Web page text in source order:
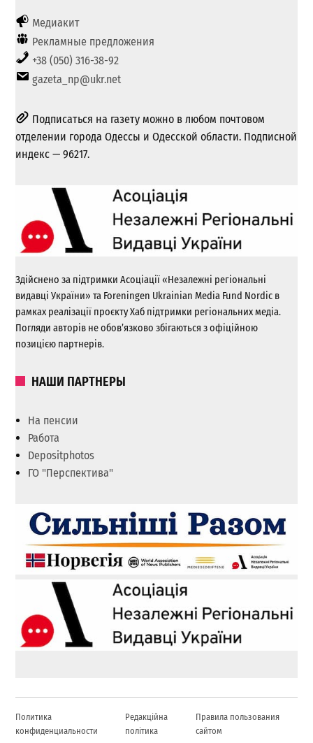
Медиакит
Рекламные предложения
+38 (050) 316-38-92
gazeta_np@ukr.net
Подписаться на газету можно в любом почтовом
отделении города Одессы и Одесской области. Подписной
индекс — 96217.
Здійснено за підтримки Асоціації «Незалежні регіональні
видавці України» та Foreningen Ukrainian Media Fund Nordic в
рамках реалізації проєкту Хаб підтримки регіональних медіа.
Погляди авторів не обов’язково збігаються з офіційною
позицією партнерів.
НАШИ ПАРТНЕРЫ
На пенсии
Работа
Depositphotos
ГО "Перспектива"
Политика
конфиденциальности
Редакційна
політика
Правила пользования
сайтом